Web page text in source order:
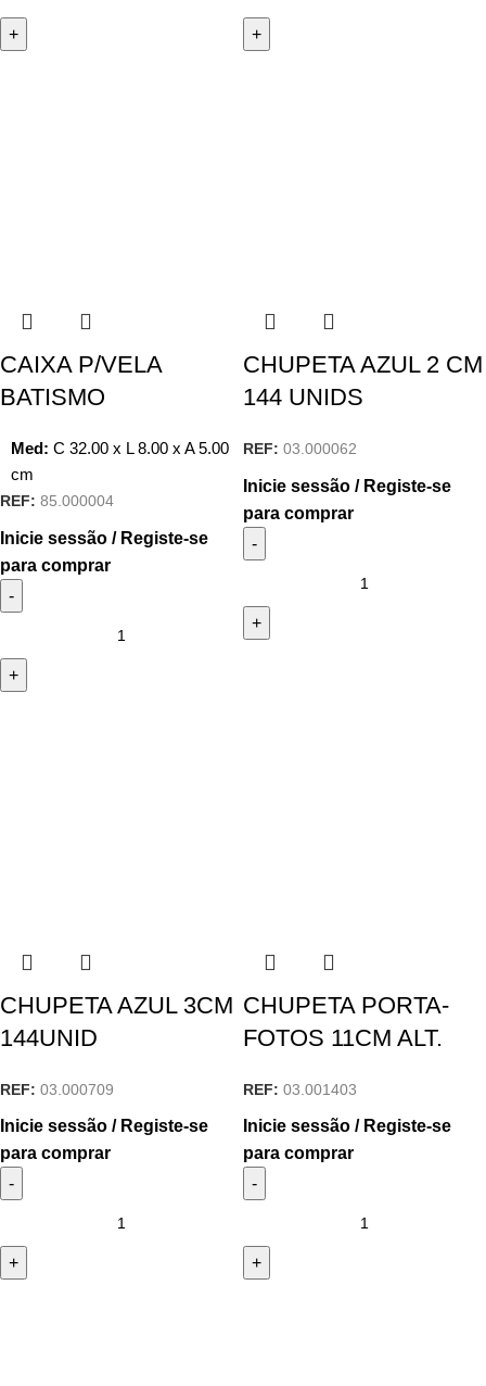
CAIXA P/VELA
BATISMO
Med: C 32.00 x L8.00 x A5.00
cm
REF: 85.000004
Inicie sessão / Registe-se
para comprar
CHUPETA AZUL 2 CM
144 UNIDS
REF: 03.000062
Inicie sessão / Registe-se
para comprar
CHUPETA AZUL 3CM
144UNID
REF: 03.000709
Inicie sessão / Registe-se
para comprar
CHUPETA PORTA-
FOTOS 11CM ALT.
REF: 03.001403
Inicie sessão / Registe-se
para comprar